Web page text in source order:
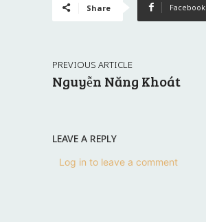
Share Facebook
PREVIOUS ARTICLE
Nguyễn Năng Khoát
LEAVE A REPLY
Log in to leave a comment